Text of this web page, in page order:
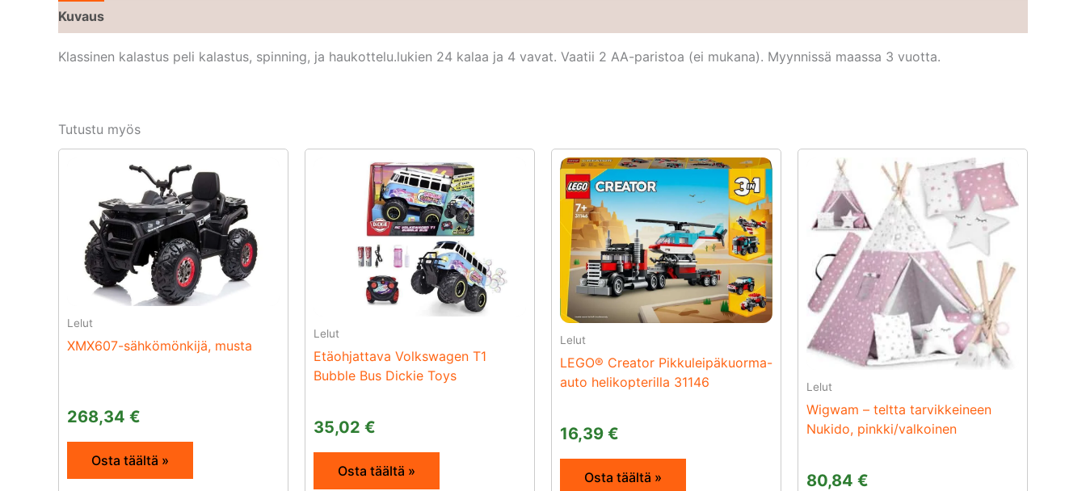
Kuvaus
Klassinen kalastus peli kalastus, spinning, ja haukottelu.lukien 24 kalaa ja 4 vavat. Vaatii 2 AA-paristoa (ei mukana). Myynnissä maassa 3 vuotta.
Tutustu myös
Lelut
XMX607-sähkömönkijä, musta
268,34 €
Osta täältä »
Lelut
Etäohjattava Volkswagen T1
Bubble Bus Dickie Toys
35,02 €
Osta täältä »
Lelut
LEGO® Creator Pikkuleipäkuorma-
auto helikopterilla 31146
16,39 €
Osta täältä »
Lelut
Wigwam – teltta tarvikkeineen
Nukido, pinkki/valkoinen
80,84 €